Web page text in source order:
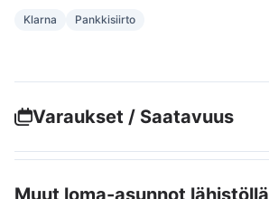
Klarna Pankkisiirto
Varaukset / Saatavuus
Muut loma-asunnot lähistöllä